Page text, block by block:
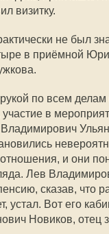
визитку.
не был
в приёмной
по всем делам
участие в
и они
Лев
сказав, что
устал. Вот его
Новиков, отец